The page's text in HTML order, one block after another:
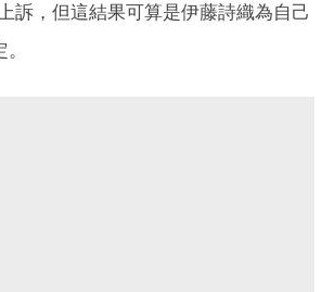
訴，但這結果可算是伊藤詩織為自己